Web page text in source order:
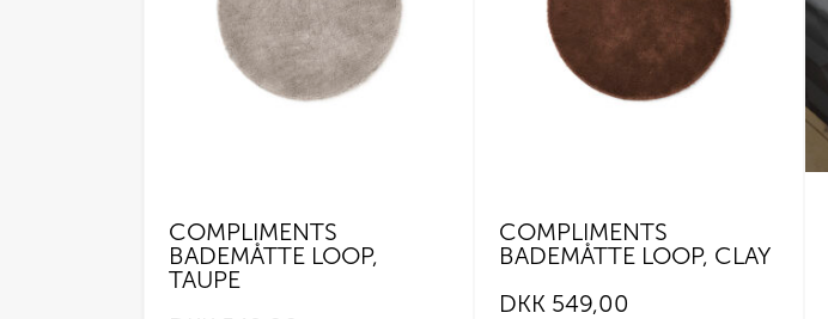
COMPLIMENTS
BADEMÅTTE LOOP,
TAUPE
COMPLIMENTS
BADEMÅTTE LOOP, CLAY
DKK 549,00